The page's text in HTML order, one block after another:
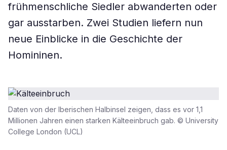
frühmenschliche Siedler abwanderten oder
gar ausstarben. Zwei Studien liefern nun
neue Einblicke in die Geschichte der
Homininen.
Daten von der Iberischen Halbinsel zeigen, dass es vor 1,1
Millionen Jahren einen starken Kälteeinbruch gab. © University
College London (UCL)